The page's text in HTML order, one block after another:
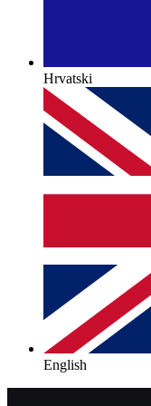
Hrvatski
English